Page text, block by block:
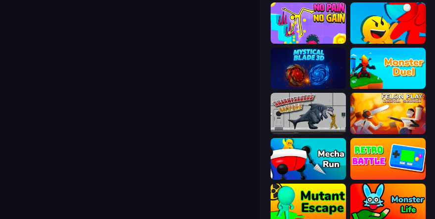
No Pain No Gain - Ragdoll Sandbox Riot Escape
Mystical Blade Monster Duel
Sharkosaurus Rampage Felon Play: Ragdoll Sandbox
Mecha Run Retro Battle